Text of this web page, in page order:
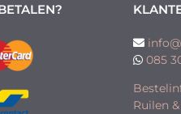
085
Ruilen